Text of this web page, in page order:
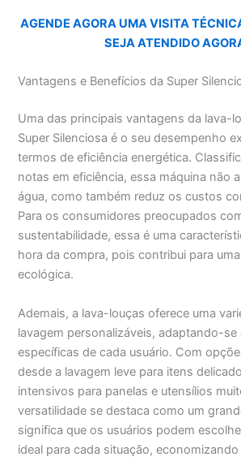
AGENDE AGORA UMA VISITA
SEJA ATENDIDO
Vantagens e Benefícios da Super
Uma das principais vantagens da lava-
Super Silenciosa é o seu desempenho
termos de eficiência energética.
notas em eficiência, essa máquina não
água, como também reduz os custos
Para os consumidores preocupados
sustentabilidade, essa é uma
hora da compra, pois contribui para
ecológica.
Ademais, a lava-louças oferece uma
lavagem personalizáveis, adaptando-se
específicas de cada usuário. Com
desde a lavagem leve para itens
intensivos para panelas e utensílios
versatilidade se destaca como um
significa que os usuários podem
ideal para cada situação,